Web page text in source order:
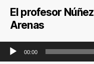
El profesor
Arenas
Reproductor de audio
00:00